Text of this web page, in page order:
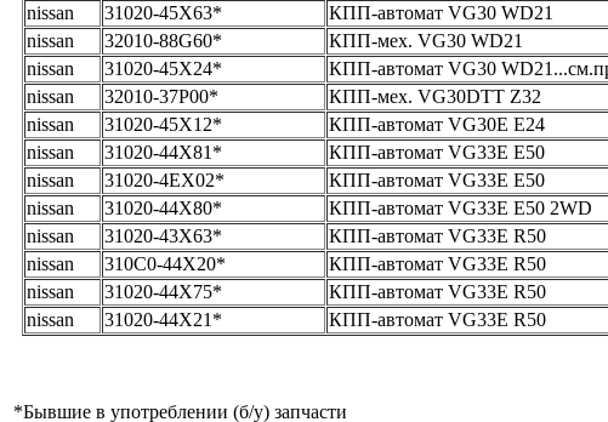
nissan
31020-45X63* КПП-автомат VG30 WD21
nissan
32010-88G60* КПП-мех. VG30 WD21
nissan
31020-45X24* КПП-автомат VG30
nissan
32010-37P00* КПП-мех. VG30DTT Z32
nissan
31020-45X12* КПП-автомат VG30E E24
nissan
31020-44X81* КПП-автомат VG33E E50
nissan
31020-4EX02* КПП-автомат VG33E E50
nissan
31020-44X80* КПП-автомат VG33E E50 2WD
nissan
31020-43X63* КПП-автомат VG33E R50
nissan
310C0-44X20* КПП-автомат VG33E R50
nissan
31020-44X75* КПП-автомат VG33E R50
nissan
31020-44X21* КПП-автомат VG33E R50
*Бывшие в употреблении (б/y) запчасти